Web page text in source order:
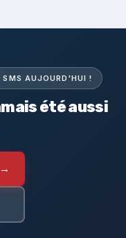
SMS AUJOURD'HUI !
été aussi